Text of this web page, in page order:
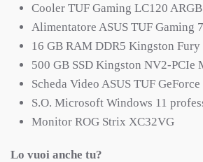
Cooler TUF Gaming LC120 ARGB
Alimentatore ASUS TUF Gaming
16 GB RAM DDR5 Kingston Fury
500 GB SSD Kingston NV2-PCIe
Scheda Video ASUS TUF
S.O. Microsoft Windows 11
Monitor ROG Strix XC32VG
Lo vuoi anche tu?